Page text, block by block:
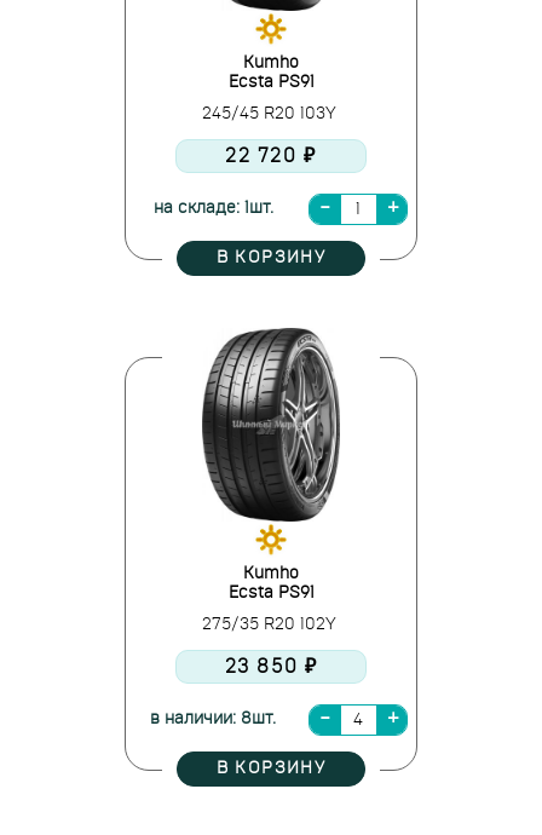
Kumho
Ecsta PS91
245/45 R20 103Y
22 720 ₽
на складе: 1шт.
В КОРЗИНУ
Kumho
Ecsta PS91
275/35 R20 102Y
23 850 ₽
в наличии: 8шт.
В КОРЗИНУ